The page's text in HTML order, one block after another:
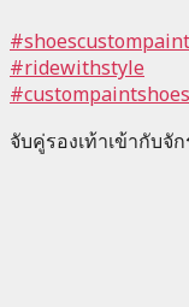
#shoescustompaint
#ridewithstyle
#custompaintshoes
จับคู่รองเท้าเข้ากับ